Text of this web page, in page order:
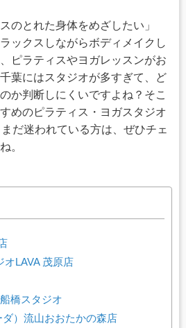
のとれた身体をめざしたい」
ックスしながらボディメイクし
ピラティスやヨガレッスンがお
葉にはスタジオが多すぎて、ど
か判断しにくいですよね？そこ
めのピラティス・ヨガスタジオ
だ迷われている方は、ぜひチェ
。
オLAVA 茂原店
橋スタジオ
）流山おおたかの森店